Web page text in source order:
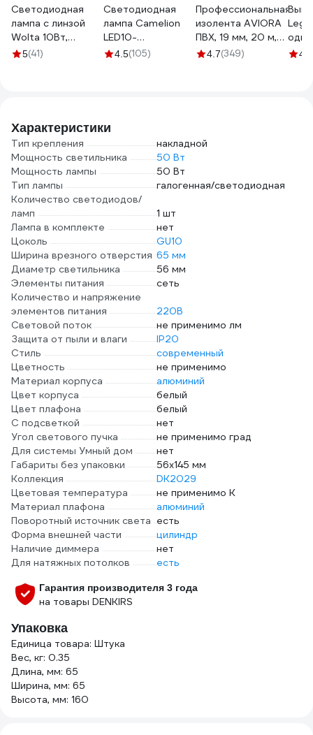
Светодиодная
лампа с линзой
Wolta 10Вт,
4000K дневной
L
5(41)
Светодиодная
лампа Camelion
LED10-
GU10/830/GU10
4.5(105)
Профессиональная
изолента AVIORA
ПВХ, 19 мм, 20 м,
черная 305-030
4.7(349) 4.8
Характеристики
Тип крепления
накладной
Мощность светильника
50 Вт
Мощность лампы
50 Вт
Тип лампы
галогенная/светодиодная
Количество светодиодов/
ламп
1 шт
Лампа в комплекте
нет
Цоколь
GU10
Ширина врезного отверстия 65 мм
Диаметр светильника
56 мм
Элементы питания
сеть
Количество и напряжение
элементов питания
220В
Световой поток
не применимо лм
Защита от пыли и влаги
IP20
Стиль
современный
Цветность
не применимо
Материал корпуса
алюминий
Цвет корпуса
белый
Цвет плафона
белый
С подсветкой
нет
Угол светового пучка
не применимо град
Для системы Умный дом
нет
Габариты без упаковки
56x145 мм
Коллекция
DK2029
Цветовая температура
не применимо К
Материал плафона
алюминий
Поворотный источник света есть
Форма внешней части
цилиндр
Наличие диммера
нет
Для натяжных потолков
есть
Гарантия производителя 3 года
на товары DENKIRS
Упаковка
Единица товара: Штука
Вес, кг: 0.35
Длина, мм: 65
Ширина, мм: 65
Высота, мм: 160